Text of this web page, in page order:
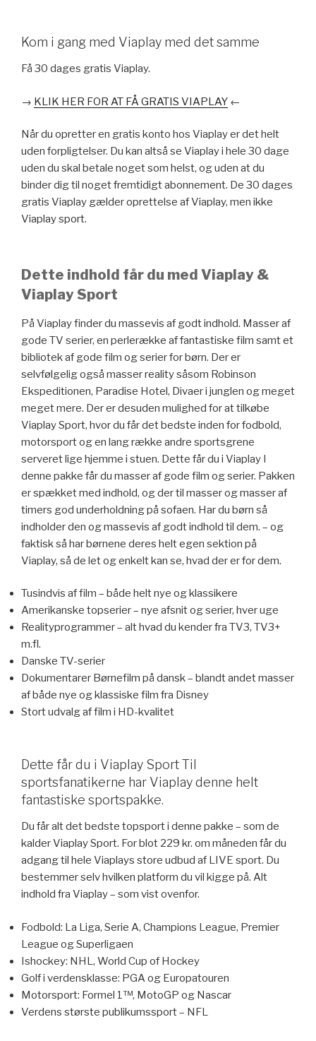
Kom i gang med Viaplay med det samme
Få 30 dages gratis Viaplay.
→ KLIK HER FOR AT FÅ GRATIS VIAPLAY ←
Når du opretter en gratis konto hos Viaplay er det helt
uden forpligtelser. Du kan altså se Viaplay i hele 30 dage
uden du skal betale noget som helst, og uden at du
binder dig til noget fremtidigt abonnement. De 30 dages
gratis Viaplay gælder oprettelse af Viaplay, men ikke
Viaplay sport.
Dette indhold får du med Viaplay &
Viaplay Sport
På Viaplay finder du massevis af godt indhold. Masser af
gode TV serier, en perlerække af fantastiske film samt et
bibliotek af gode film og serier for børn. Der er
selvfølgelig også masser reality såsom Robinson
Ekspeditionen, Paradise Hotel, Divaer i junglen og meget
meget mere. Der er desuden mulighed for at tilkøbe
Viaplay Sport, hvor du får det bedste inden for fodbold,
motorsport og en lang række andre sportsgrene
serveret lige hjemme i stuen. Dette får du i Viaplay I
denne pakke får du masser af gode film og serier. Pakken
er spækket med indhold, og der til masser og masser af
timers god underholdning på sofaen. Har du børn så
indholder den og massevis af godt indhold til dem. – og
faktisk så har børnene deres helt egen sektion på
Viaplay, så de let og enkelt kan se, hvad der er for dem.
Tusindvis af film – både helt nye og klassikere
Amerikanske topserier – nye afsnit og serier, hver uge
Realityprogrammer – alt hvad du kender fra TV3, TV3+
m.fl.
Danske TV-serier
Dokumentarer Børnefilm på dansk – blandt andet masser
af både nye og klassiske film fra Disney
Stort udvalg af film i HD-kvalitet
Dette får du i Viaplay Sport Til
sportsfanatikerne har Viaplay denne helt
fantastiske sportspakke.
Du får alt det bedste topsport i denne pakke – som de
kalder Viaplay Sport. For blot 229 kr. om måneden får du
adgang til hele Viaplays store udbud af LIVE sport. Du
bestemmer selv hvilken platform du vil kigge på. Alt
indhold fra Viaplay – som vist ovenfor.
Fodbold: La Liga, Serie A, Champions League, Premier
League og Superligaen
Ishockey: NHL, World Cup of Hockey
Golf i verdensklasse: PGA og Europatouren
Motorsport: Formel 1™, MotoGP og Nascar
Verdens største publikumssport – NFL